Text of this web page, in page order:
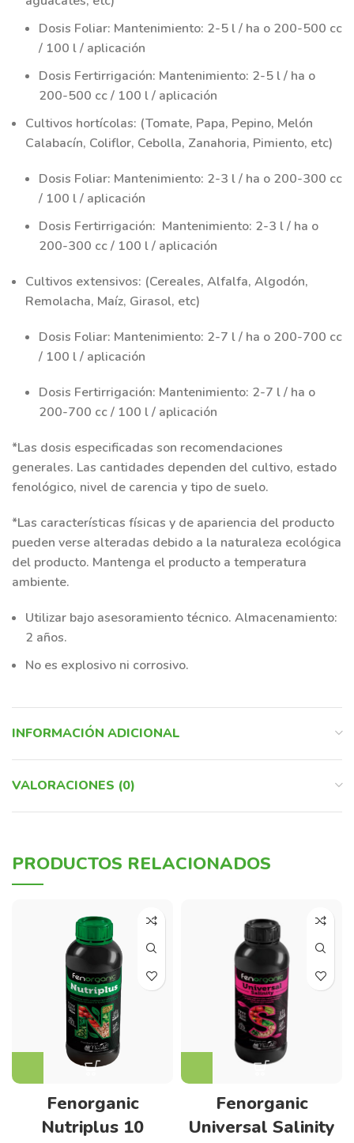
Dosis Foliar: Mantenimiento: 2-5 l / ha o 200-500 cc
/ 100 l / aplicación
Dosis Fertirrigación: Mantenimiento: 2-5 l / ha o
200-500 cc / 100 l / aplicación
Cultivos hortícolas: (Tomate, Papa, Pepino, Melón
Calabacín, Coliflor, Cebolla, Zanahoria, Pimiento, etc)
Dosis Foliar: Mantenimiento: 2-3 l / ha o 200-300 cc
/ 100 l / aplicación
Dosis Fertirrigación: Mantenimiento: 2-3 l / ha o
200-300 cc / 100 l / aplicación
Cultivos extensivos: (Cereales, Alfalfa, Algodón,
Remolacha, Maíz, Girasol, etc)
Dosis Foliar: Mantenimiento: 2-7 l / ha o 200-700 cc
/ 100 l / aplicación
Dosis Fertirrigación: Mantenimiento: 2-7 l / ha o
200-700 cc / 100 l / aplicación
*Las dosis especificadas son recomendaciones
generales. Las cantidades dependen del cultivo, estado
fenológico, nivel de carencia y tipo de suelo.
*Las características físicas y de apariencia del producto
pueden verse alteradas debido a la naturaleza ecológica
del producto. Mantenga el producto a temperatura
ambiente.
Utilizar bajo asesoramiento técnico. Almacenamiento:
2 años.
No es explosivo ni corrosivo.
INFORMACIÓN ADICIONAL
VALORACIONES (0)
PRODUCTOS RELACIONADOS
Fenorganic
Nutriplus 10
Fenorganic
Universal Salinity